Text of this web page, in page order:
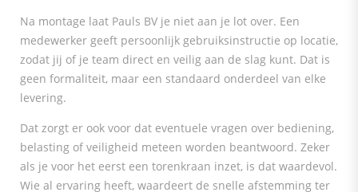
Na montage laat Pauls BV je niet aan je lot over. Een
medewerker geeft persoonlijk gebruiksinstructie op locatie,
zodat jij of je team direct en veilig aan de slag kunt. Dat is
geen formaliteit, maar een standaard onderdeel van elke
levering.
Dat zorgt er ook voor dat eventuele vragen over bediening,
belasting of veiligheid meteen worden beantwoord. Zeker
als je voor het eerst een torenkraan inzet, is dat waardevol.
Wie al ervaring heeft, waardeert de snelle afstemming ter